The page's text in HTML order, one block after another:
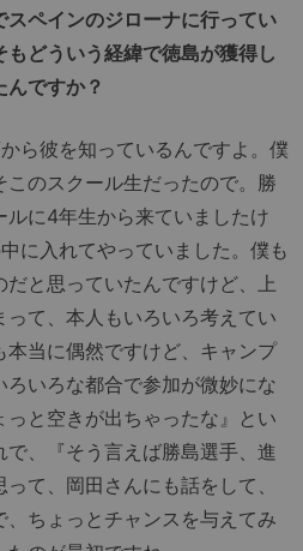
ペインのジローナに行ってい
どういう経緯で徳島が獲得し
ですか？
ら彼を知っているんですよ。僕
のスクール生だったので。勝
に4年生から来ていましたけ
に入れてやっていました。僕も
と思っていたんですけど、上
て、本人もいろいろ考えてい
当に偶然ですけど、キャンプ
いろな都合で参加が微妙にな
と空きが出ちゃったな』とい
で、『そう言えば勝島選手、進
て、岡田さんにも話をして、
、ちょっとチャンスを与えてみ